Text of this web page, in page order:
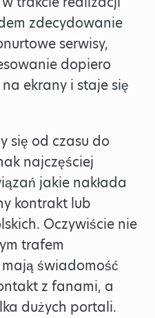
zdecydowanie
serwisy,
dopiero
ekrany i staje się
się od czasu do
najczęściej
jakie nakłada
kontrakt lub
Oczywiście nie
trafem
świadomość
z fanami, a
dużych portali.